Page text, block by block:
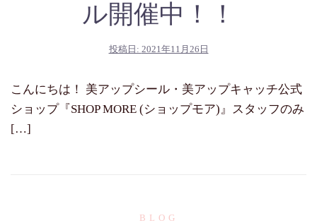
ル開催中！！
投稿日: 2021年11月26日
こんにちは！ 美アップシール・美アップキャッチ公式
ショップ『SHOP MORE (ショップモア)』スタッフのみ
[…]
BLOG